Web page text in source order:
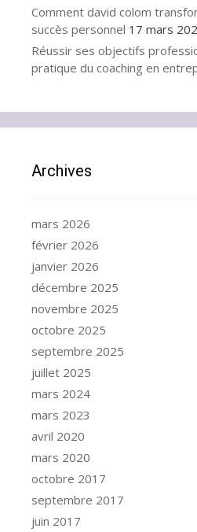
Comment david colom
succès personnel 17 mars
Réussir ses objectifs
pratique du coaching en
Archives
mars 2026
février 2026
janvier 2026
décembre 2025
novembre 2025
octobre 2025
septembre 2025
juillet 2025
mars 2024
mars 2023
avril 2020
mars 2020
octobre 2017
septembre 2017
juin 2017